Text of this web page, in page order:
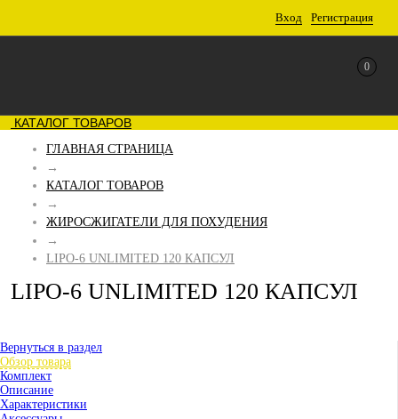
Вход Регистрация
0
КАТАЛОГ ТОВАРОВ
ГЛАВНАЯ СТРАНИЦА
→
КАТАЛОГ ТОВАРОВ
→
ЖИРОСЖИГАТЕЛИ ДЛЯ ПОХУДЕНИЯ
→
LIPO-6 UNLIMITED 120 КАПСУЛ
LIPO-6 UNLIMITED 120 КАПСУЛ
Вернуться в раздел
Обзор товара
Комплект
Описание
Характеристики